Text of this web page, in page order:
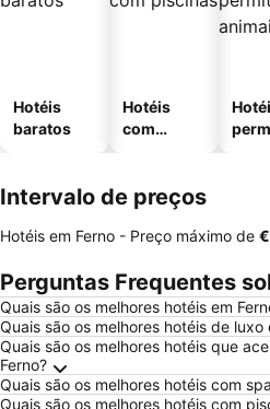
Hotéis
baratos
Hotéis
com
Intervalo de preços
Hotéis em Ferno - Preço máximo de
Perguntas Frequentes
Quais são os melhores hotéis em
Quais são os melhores hotéis de luxo
Quais são os melhores hotéis que
Ferno?
Quais são os melhores hotéis com
Quais são os melhores hotéis com